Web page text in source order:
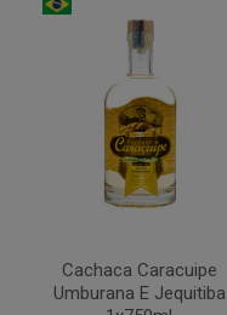
Cachaca Caracuipe
Umburana E Jequitiba